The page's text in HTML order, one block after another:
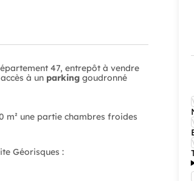
47, entrepôt à vendre
à un parking goudronné
m² une partie chambres froides
Géorisques :